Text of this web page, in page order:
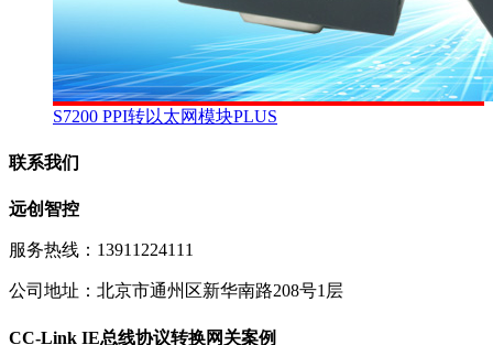
S7200 PPI转以太网模块PLUS
联系我们
远创智控
服务热线：13911224111
公司地址：北京市通州区新华南路208号1层
CC-Link IE总线协议转换网关案例